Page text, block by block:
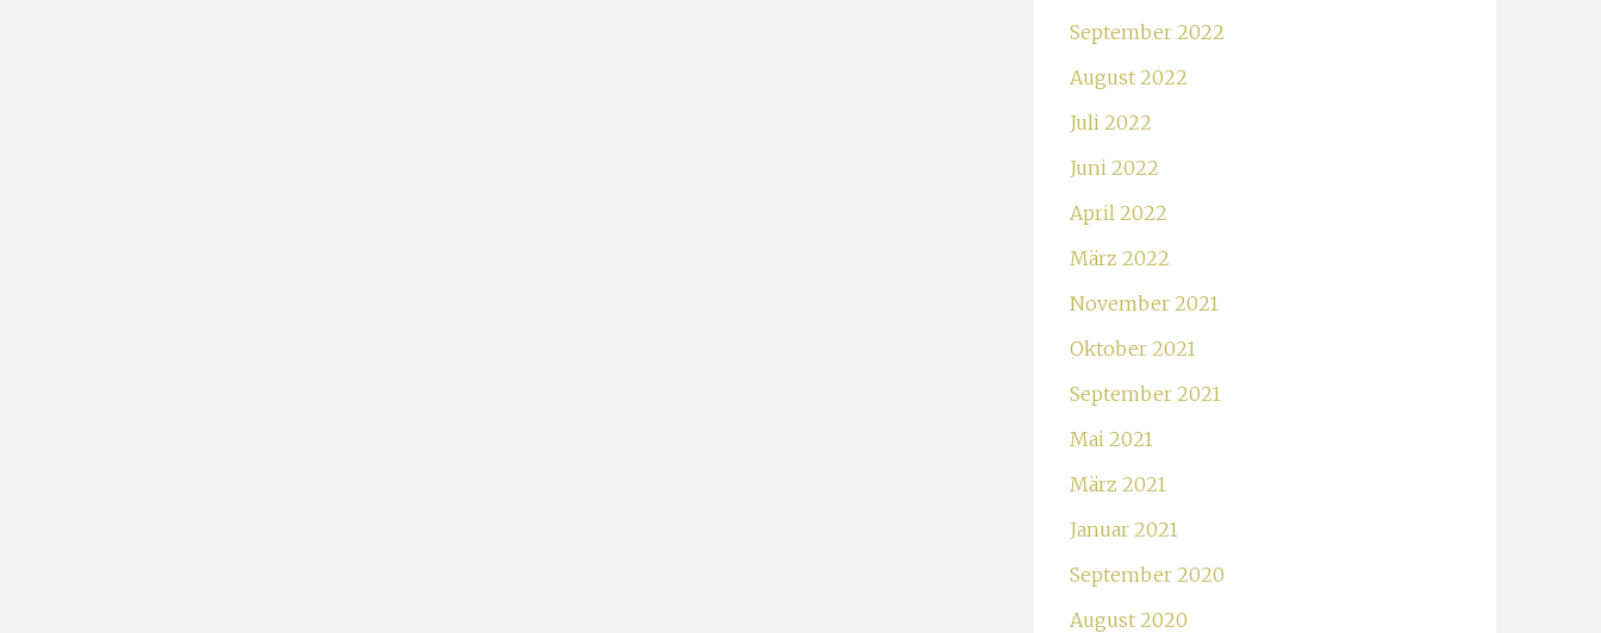
September 2022
August 2022
Juli 2022
Juni 2022
April 2022
März 2022
November 2021
Oktober 2021
September 2021
Mai 2021
März 2021
Januar 2021
September 2020
August 2020